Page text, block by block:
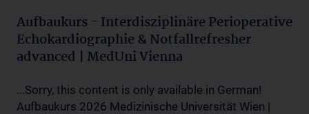
Aufbaukurs - Interdisziplinäre Perioperative
Echokardiographie & Notfallrefresher
advanced | MedUni Vienna
...Sorry, this content is only available in German!
Aufbaukurs 2026 Medizinische Universität Wien |